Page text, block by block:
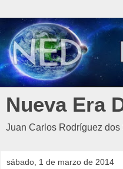
Nueva Era
Juan Carlos Rodríguez dos
sábado, 1 de marzo de 2014